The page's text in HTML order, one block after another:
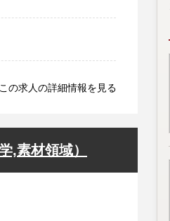
この求人の詳細情報を見る
,素材領域）